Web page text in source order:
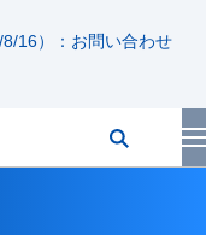
16）：お問い合わせ